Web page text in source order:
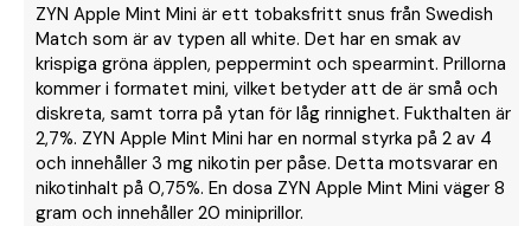
ZYN Apple Mint Mini är ett tobaksfritt snus från Swedish
Match som är av typen all white. Det har en smak av
krispiga gröna äpplen, peppermint och spearmint. Prillorna
kommer i formatet mini, vilket betyder att de är små och
diskreta, samt torra på ytan för låg rinnighet. Fukthalten är
2,7%. ZYN Apple Mint Mini har en normal styrka på 2 av 4
och innehåller 3 mg nikotin per påse. Detta motsvarar en
nikotinhalt på 0,75%. En dosa ZYN Apple Mint Mini väger 8
gram och innehåller 20 miniprillor.